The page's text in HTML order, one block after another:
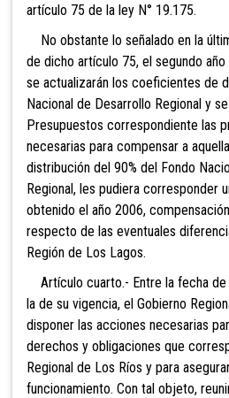
artículo 75 de la ley N° 19.175.
No obstante lo señalado en la
de dicho artículo 75, el segundo
se actualizarán los coeficientes de
Nacional de Desarrollo Regional y
Presupuestos correspondiente las
necesarias para compensar a
distribución del 90% del Fondo
Regional, les pudiera corresponder
obtenido el año 2006,
respecto de las eventuales
Región de Los Lagos.
Artículo cuarto.- Entre la fecha
la de su vigencia, el Gobierno
disponer las acciones necesarias
derechos y obligaciones que
Regional de Los Ríos y para
funcionamiento. Con tal objeto,